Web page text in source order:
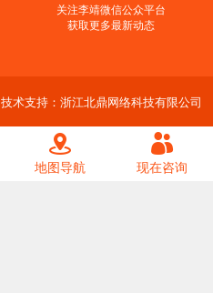
地图导航 现在咨询
关注李靖微信公众平台
获取更多最新动态
技术支持：浙江北鼎网络科技有限公司